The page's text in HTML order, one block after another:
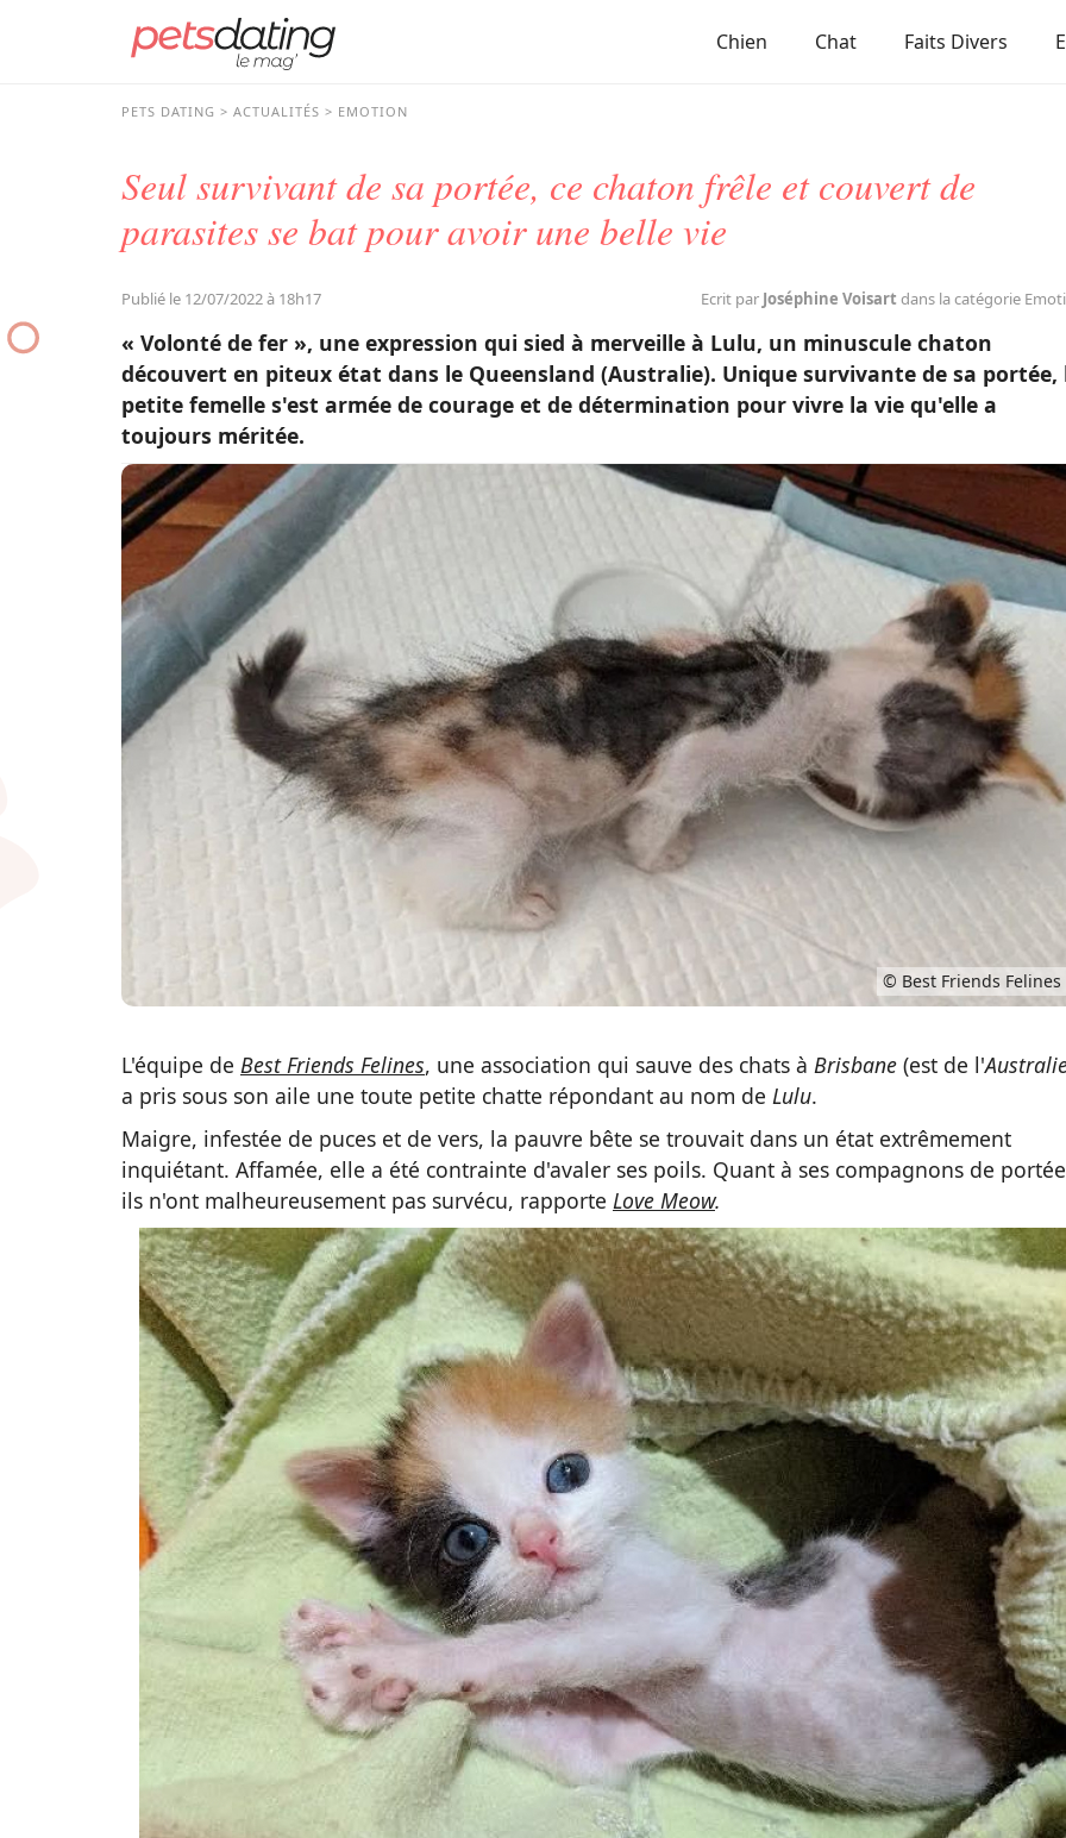
Chien Chat Faits Divers
PETS DATING ACTUALITÉS EMOTION
Seul survivant de sa portée, ce chaton frêle et couvert de
parasites se bat pour avoir une belle vie
Publié le 12/07/2022 à 18h17 Ecrit par Joséphine Voisart dans la catégorie
« Volonté de fer », une expression qui sied à merveille à Lulu, un minuscule chaton
découvert en piteux état dans le Queensland (Australie). Unique survivante de sa portée,
petite femelle s'est armée de courage et de détermination pour vivre la vie qu'elle a
toujours méritée.
© Best Friends Felines
L'équipe de Best Friends Felines, une association qui sauve des chats à Brisbane (est de l'
a pris sous son aile une toute petite chatte répondant au nom de Lulu.
Maigre, infestée de puces et de vers, la pauvre bête se trouvait dans un état extrêmement
inquiétant. Affamée, elle a été contrainte d'avaler ses poils. Quant à ses compagnons de
ils n'ont malheureusement pas survécu, rapporte Love Meow.